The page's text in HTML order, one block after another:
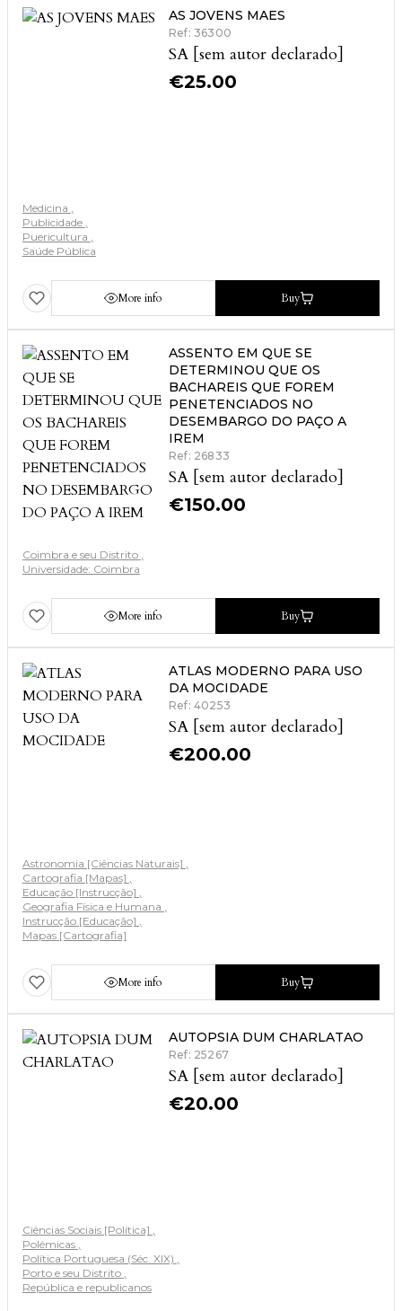
AS JOVENS MAES
Ref: 36300
SA [sem autor declarado]
€25.00
Medicina
Publicidade
Puericultura
Saúde Pública
More info Buy
ASSENTO EM QUE SE
DETERMINOU QUE OS
BACHAREIS QUE FOREM
PENETENCIADOS NO
DESEMBARGO DO PAÇO A
IREM
Ref: 26833
SA [sem autor declarado]
€150.00
Coimbra e seu Distrito
Universidade: Coimbra
More info Buy
ATLAS MODERNO PARA USO
DA MOCIDADE
Ref: 40253
SA [sem autor declarado]
€200.00
Astronomia [Ciências Naturais]
Cartografia [Mapas]
Educação [Instrucção]
Geografia Física e Humana
Instrucção [Educação]
Mapas [Cartografia]
More info Buy
AUTOPSIA DUM CHARLATAO
Ref: 25267
SA [sem autor declarado]
€20.00
Ciências Sociais [Política]
Polémicas
Política Portuguesa (Séc. XIX)
Porto e seu Distrito
República e republicanos